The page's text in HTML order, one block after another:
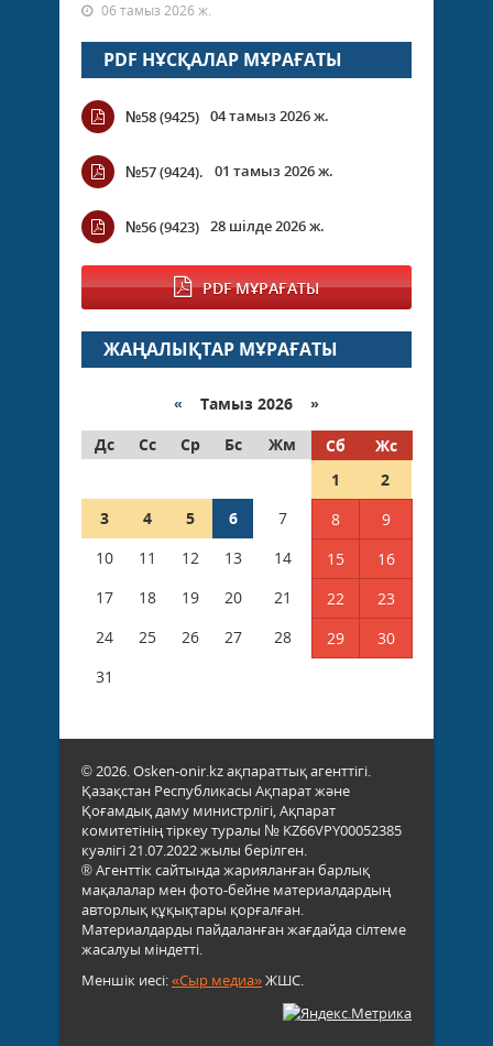
06 тамыз 2026 ж.
PDF НҰСҚАЛАР МҰРАҒАТЫ
№58 (9425) 04 тамыз 2026 ж.
№57 (9424). 01 тамыз 2026 ж.
№56 (9423) 28 шілде 2026 ж.
PDF МҰРАҒАТЫ
ЖАҢАЛЫҚТАР МҰРАҒАТЫ
« Тамыз 2026 »
Дс
Сс Ср Бс Жм Сб
Жс
1
2
3
4 5 6 7 8
9
10
11 12 13 14 15
16
17
18 19 20 21 22
23
24
25 26 27 28 29
30
31
© 2026. Osken-onir.kz ақпараттық агенттігі.
Қазақстан Республикасы Ақпарат және
Қоғамдық даму министрлігі, Ақпарат
комитетінің тіркеу туралы № KZ66VPY00052385
куәлігі 21.07.2022 жылы берілген.
® Агенттік сайтында жарияланған барлық
мақалалар мен фото-бейне материалдардың
авторлық құқықтары қорғалған.
Материалдарды пайдаланған жағдайда сілтеме
жасалуы міндетті.
Меншік иесі:«Сыр медиа»ЖШС.